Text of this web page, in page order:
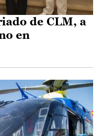
de CLM, a
en